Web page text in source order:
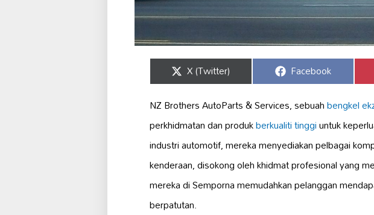
Share
on
X (Twitter) Share
on
Facebook
NZ Brothers AutoParts & Services, sebuahbengkel
perkhidmatan dan produkberkualiti tinggiuntuk
industri automotif, mereka menyediakan pelbagai
kenderaan, disokong oleh khidmat profesional yang
mereka di Semporna memudahkan pelanggan
berpatutan.